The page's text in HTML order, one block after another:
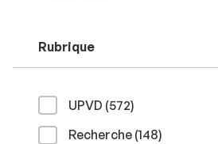
Rubrique
UPVD (572résultats
)
Recherche (148résultats
)